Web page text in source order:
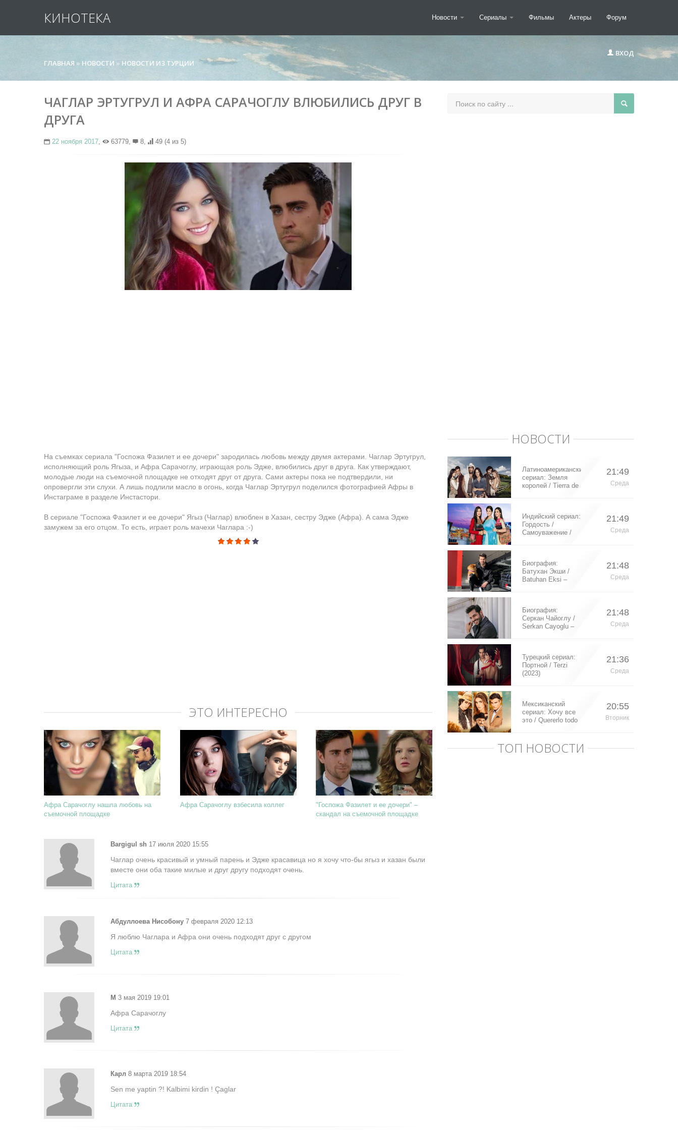
КИНОТЕКА Новости Сериалы Фильмы Актеры Форум
ВХОД
ГЛАВНАЯ » НОВОСТИ » НОВОСТИ ИЗ ТУРЦИИ
ЧАГЛАР ЭРТУГРУЛ И АФРА САРАЧОГЛУ ВЛЮБИЛИСЬ ДРУГ В
ДРУГА
22 ноября 2017, 63779, 8, 49 (4 из 5)
На съемках сериала "Госпожа Фазилет и ее дочери" зародилась любовь между двумя актерами. Чаглар Эртугрул,
исполняющий роль Ягыза, и Афра Сарачоглу, играющая роль Эдже, влюбились друг в друга. Как утверждают,
молодые люди на съемочной площадке не отходят друг от друга. Сами актеры пока не подтвердили, ни
опровергли эти слухи. А лишь подлили масло в огонь, когда Чаглар Эртугрул поделился фотографией Афры в
Инстаграме в разделе Инстастори.
В сериале "Госпожа Фазилет и ее дочери" Ягыз (Чаглар) влюблен в Хазан, сестру Эдже (Афра). А сама Эдже
замужем за его отцом. То есть, играет роль мачехи Чаглара :-)
ЭТО ИНТЕРЕСНО
Афра Сарачоглу нашла любовь на
съемочной площадке
Афра Сарачоглу взбесила коллег
"Госпожа Фазилет и ее дочери" –
скандал на съемочной площадке
Bargigul sh 17 июля 2020 15:55
Чаглар очень красивый и умный парень и Эдже красавица но я хочу что-бы ягыз и хазан были
вместе они оба такие милые и друг другу подходят очень.
Цитата
Абдуллоева Нисобону7 февраля 2020 12:13
Я люблю Чаглара и Афра они очень подходят друг с другом
Цитата
М 3 мая 2019 19:01
Афра Сарачоглу
Цитата
Карл8 марта 2019 18:54
Sen me yaptin ?! Kalbimi kirdin ! Çaglar
Цитата
НОВОСТИ
Латиноамериканский
сериал: Земля
королей / Tierra de
21:49
Среда
Индийский сериал:
Гордость /
Самоуважение /
21:49
Среда
Биография:
Батухан Экши /
Batuhan Eksi –
21:48
Среда
Биография:
Серкан Чайоглу /
Serkan Cayoglu –
21:48
Среда
Турецкий сериал:
Портной / Terzi
(2023)
21:36
Среда
Мексиканский
сериал: Хочу все
это / Quererlo todo
20:55
Вторник
ТОП НОВОСТИ